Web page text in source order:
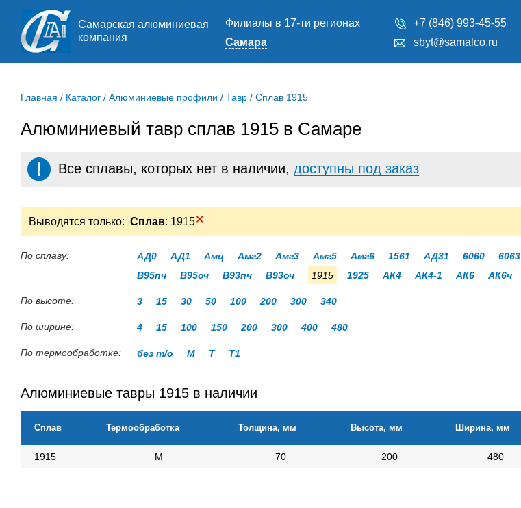
Самарская алюминиевая
компания
Филиалы в 17-ти регионах
Самара
+7 (846) 993-45-55
sbyt@samalco.ru
Главная / Каталог / Алюминиевые профили / Тавр / Сплав 1915
Алюминиевый тавр сплав 1915 в Самаре
Все сплавы, которых нет в наличии, доступны под заказ
Выводятся только: Сплав: 1915✕
По сплаву: АД0 АД1 Амц Амг2 Амг3 Амг5 Амг6 1561 АД31 6060 6063
В95пч
В95оч В93пч В93оч 1915 1925 АК4 АК4-1 АК6 АК6ч
По высоте: 3 15 30 50 100 200 300 340
По ширине: 4 15 100 150 200 300 400 480
По термообработке: без т/о М Т Т1
Алюминиевые тавры 1915 в наличии
Сплав Термообработка Толщина, мм Высота, мм Ширина, мм
1915 М 70 200 480